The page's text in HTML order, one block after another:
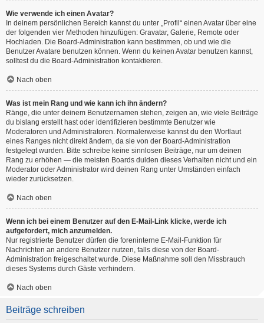
Wie verwende ich einen Avatar?
In deinem persönlichen Bereich kannst du unter „Profil“ einen Avatar über eine
der folgenden vier Methoden hinzufügen: Gravatar, Galerie, Remote oder
Hochladen. Die Board-Administration kann bestimmen, ob und wie die
Benutzer Avatare benutzen können. Wenn du keinen Avatar benutzen kannst,
solltest du die Board-Administration kontaktieren.
Nach oben
Was ist mein Rang und wie kann ich ihn ändern?
Ränge, die unter deinem Benutzernamen stehen, zeigen an, wie viele Beiträge
du bislang erstellt hast oder identifizieren bestimmte Benutzer wie
Moderatoren und Administratoren. Normalerweise kannst du den Wortlaut
eines Ranges nicht direkt ändern, da sie von der Board-Administration
festgelegt wurden. Bitte schreibe keine sinnlosen Beiträge, nur um deinen
Rang zu erhöhen — die meisten Boards dulden dieses Verhalten nicht und ein
Moderator oder Administrator wird deinen Rang unter Umständen einfach
wieder zurücksetzen.
Nach oben
Wenn ich bei einem Benutzer auf den E-Mail-Link klicke, werde ich
aufgefordert, mich anzumelden.
Nur registrierte Benutzer dürfen die foreninterne E-Mail-Funktion für
Nachrichten an andere Benutzer nutzen, falls diese von der Board-
Administration freigeschaltet wurde. Diese Maßnahme soll den Missbrauch
dieses Systems durch Gäste verhindern.
Nach oben
Beiträge schreiben